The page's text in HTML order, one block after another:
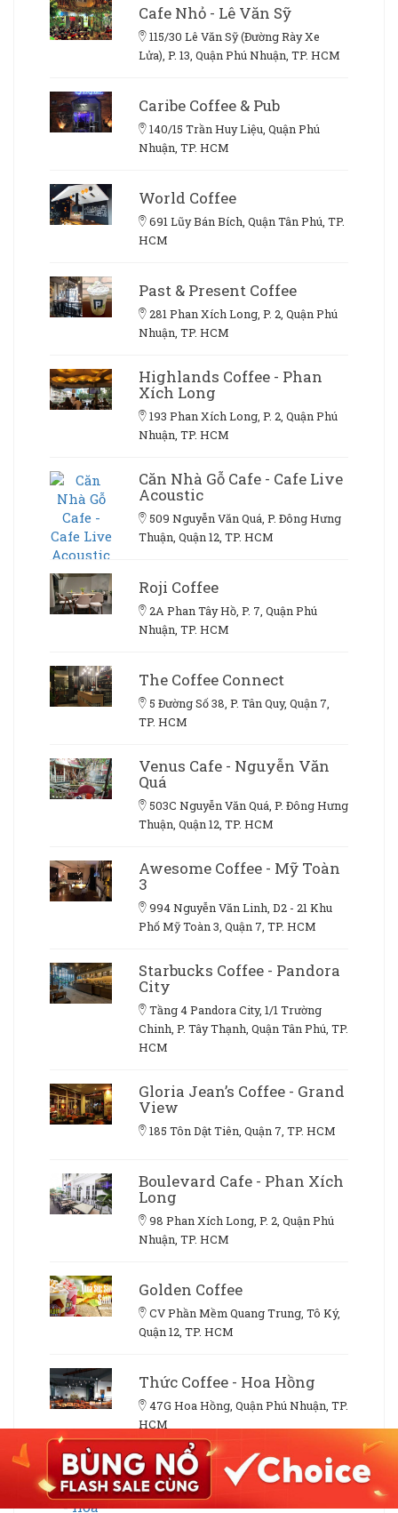
Cafe Nhỏ - Lê Văn Sỹ
115/30 Lê Văn Sỹ (Đường Rày Xe
Lửa), P. 13, Quận Phú Nhuận, TP. HCM
Caribe Coffee & Pub
140/15 Trần Huy Liệu, Quận Phú
Nhuận, TP. HCM
World Coffee
691 Lũy Bán Bích, Quận Tân Phú, TP.
HCM
Past & Present Coffee
281 Phan Xích Long, P. 2, Quận Phú
Nhuận, TP. HCM
Highlands Coffee - Phan
Xích Long
193 Phan Xích Long, P. 2, Quận Phú
Nhuận, TP. HCM
Căn Nhà Gỗ Cafe - Cafe Live
Acoustic
509 Nguyễn Văn Quá, P. Đông Hưng
Thuận, Quận 12, TP. HCM
Roji Coffee
2A Phan Tây Hồ, P. 7, Quận Phú
Nhuận, TP. HCM
The Coffee Connect
5 Đường Số 38, P. Tân Quy, Quận 7,
TP. HCM
Venus Cafe - Nguyễn Văn
Quá
503C Nguyễn Văn Quá, P. Đông Hưng
Thuận, Quận 12, TP. HCM
Awesome Coffee - Mỹ Toàn
3
994 Nguyễn Văn Linh, D2 - 21 Khu
Phố Mỹ Toàn 3, Quận 7, TP. HCM
Starbucks Coffee - Pandora
City
Tầng 4 Pandora City, 1/1 Trường
Chinh, P. Tây Thạnh, Quận Tân Phú, TP.
HCM
Gloria Jean’s Coffee - Grand
View
185 Tôn Dật Tiên, Quận 7, TP. HCM
Boulevard Cafe - Phan Xích
Long
98 Phan Xích Long, P. 2, Quận Phú
Nhuận, TP. HCM
Golden Coffee
CV Phần Mềm Quang Trung, Tô Ký,
Quận 12, TP. HCM
Thức Coffee - Hoa Hồng
47G Hoa Hồng, Quận Phú Nhuận, TP.
HCM
Ghế Đẩu Cafe - Hoa Mai
28 Hoa Mai, Quận Phú Nhuận, TP.